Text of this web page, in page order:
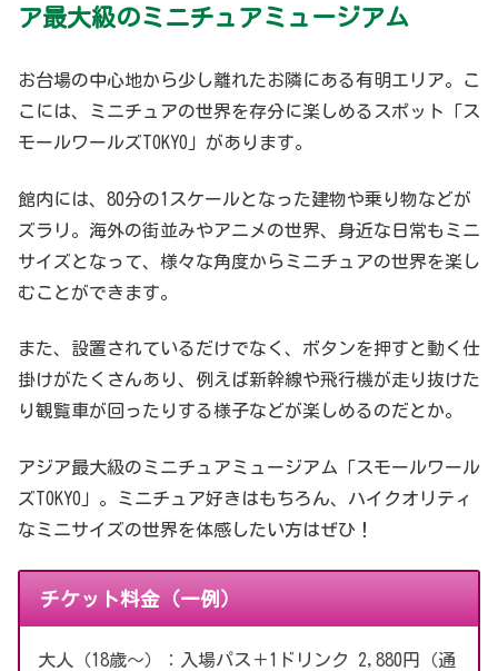
ア最大級のミニチュアミュージアム
お台場の中心地から少し離れたお隣にある有明エリア。こ
こには、ミニチュアの世界を存分に楽しめるスポット「ス
モールワールズTOKYO」があります。
館内には、80分の1スケールとなった建物や乗り物などが
ズラリ。海外の街並みやアニメの世界、身近な日常もミニ
サイズとなって、様々な角度からミニチュアの世界を楽し
むことができます。
また、設置されているだけでなく、ボタンを押すと動く仕
掛けがたくさんあり、例えば新幹線や飛行機が走り抜けた
り観覧車が回ったりする様子などが楽しめるのだとか。
アジア最大級のミニチュアミュージアム「スモールワール
ズTOKYO」。ミニチュア好きはもちろん、ハイクオリティ
なミニサイズの世界を体感したい方はぜひ！
チケット料金（一例）
大人（18歳〜）：入場パス＋1ドリンク 2,880円（通